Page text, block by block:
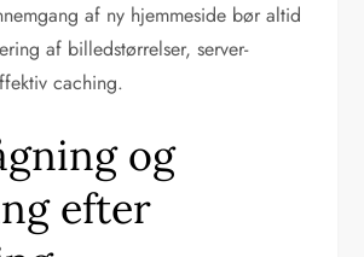
af ny hjemmeside bør altid
af billedstørrelser, server-
caching.
og
efter